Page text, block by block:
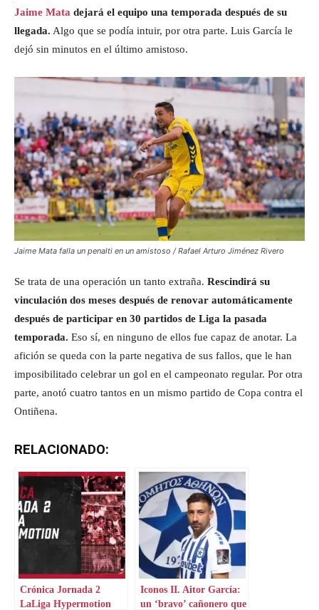
Jaime Mata dejará el equipo una temporada después de su
llegada. Algo que se podía intuir, por otra parte. Luis García le
dejó sin minutos en el último amistoso.
Jaime Mata falla un penalti en un amistoso / Rafael Arturo Jiménez Rivero
Se trata de una operación un tanto extraña. Rescindirá su
vinculación dos meses después de renovar automáticamente
después de participar en 30 partidos de Liga la pasada
temporada. Eso sí, en ninguno de ellos fue capaz de anotar. La
afición se queda con la parte negativa de sus fallos, que le han
imposibilitado celebrar un gol en el campeonato regular. Por otra
parte, anotó cuatro tantos en un mismo partido de Copa contra el
Ontiñena.
RELACIONADO:
Crónica Jornada 2
LaLiga Hypermotion
Iconos II. Aitor García:
un ‘bravo’ cañonero que